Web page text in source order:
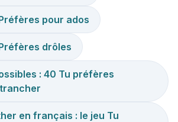
pour ados
drôles
: 40 Tu préfères
en français : le jeu Tu